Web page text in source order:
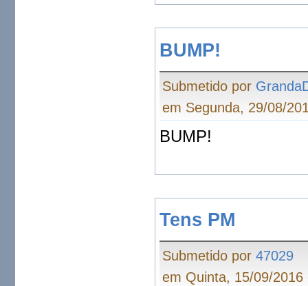
BUMP!
Submetido por
em Segunda, 29/08/
BUMP!
Tens PM
Submetido por47029
em Quinta, 15/09/2016